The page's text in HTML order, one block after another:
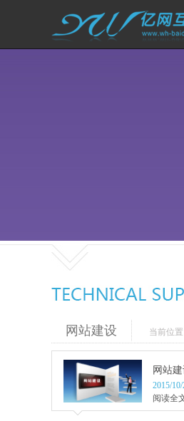
网站建设 当前位置
网站
2015/
阅读全